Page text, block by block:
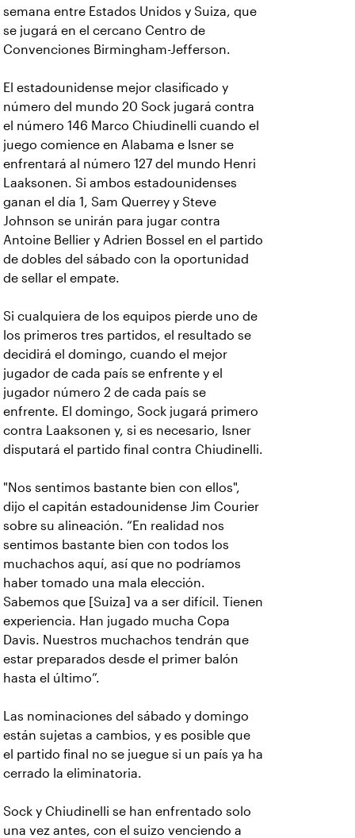
semana entre Estados Unidos y Suiza, que
se jugará en el cercano Centro de
Convenciones Birmingham-Jefferson.
El estadounidense mejor clasificado y
número del mundo 20 Sock jugará contra
el número 146 Marco Chiudinelli cuando el
juego comience en Alabama e Isner se
enfrentará al número 127 del mundo Henri
Laaksonen. Si ambos estadounidenses
ganan el día 1, Sam Querrey y Steve
Johnson se unirán para jugar contra
Antoine Bellier y Adrien Bossel en el partido
de dobles del sábado con la oportunidad
de sellar el empate.
Si cualquiera de los equipos pierde uno de
los primeros tres partidos, el resultado se
decidirá el domingo, cuando el mejor
jugador de cada país se enfrente y el
jugador número 2 de cada país se
enfrente. El domingo, Sock jugará primero
contra Laaksonen y, si es necesario, Isner
disputará el partido final contra Chiudinelli.
"Nos sentimos bastante bien con ellos",
dijo el capitán estadounidense Jim Courier
sobre su alineación. “En realidad nos
sentimos bastante bien con todos los
muchachos aquí, así que no podríamos
haber tomado una mala elección.
Sabemos que [Suiza] va a ser difícil. Tienen
experiencia. Han jugado mucha Copa
Davis. Nuestros muchachos tendrán que
estar preparados desde el primer balón
hasta el último”.
Las nominaciones del sábado y domingo
están sujetas a cambios, y es posible que
el partido final no se juegue si un país ya ha
cerrado la eliminatoria.
Sock y Chiudinelli se han enfrentado solo
una vez antes, con el suizo venciendo a